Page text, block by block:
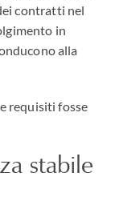
contratti nel
in
alla
requisiti fosse
stabile